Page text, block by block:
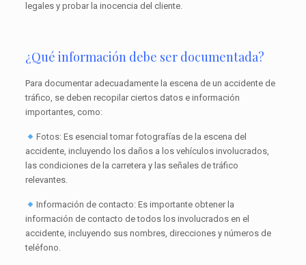
legales y probar la inocencia del cliente.
¿Qué información debe ser documentada?
Para documentar adecuadamente la escena de un accidente de
tráfico, se deben recopilar ciertos datos e información
importantes, como:
Fotos: Es esencial tomar fotografías de la escena del
accidente, incluyendo los daños a los vehículos involucrados,
las condiciones de la carretera y las señales de tráfico
relevantes.
Información de contacto: Es importante obtener la
información de contacto de todos los involucrados en el
accidente, incluyendo sus nombres, direcciones y números de
teléfono.